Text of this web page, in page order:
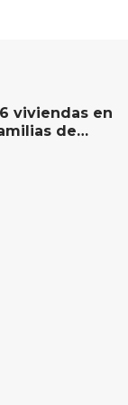
viviendas en
de